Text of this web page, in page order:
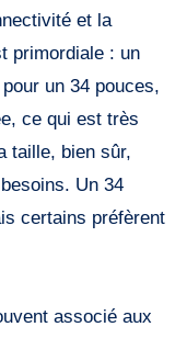
et la
primordiale : un
un 34 pouces,
ce qui est très
taille, bien sûr,
Un 34
certains préfèrent
associé aux